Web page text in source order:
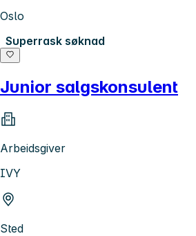
Oslo
Superrask søknad
Junior salgskonsulent
Arbeidsgiver
IVY
Sted